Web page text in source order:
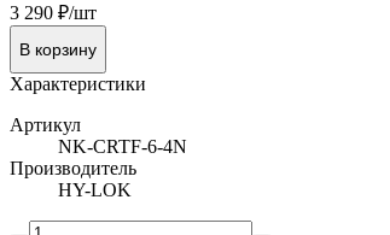
3 290 ₽/шт
В корзину
Характеристики
Артикул
NK-CRTF-6-4N
Производитель
HY-LOK